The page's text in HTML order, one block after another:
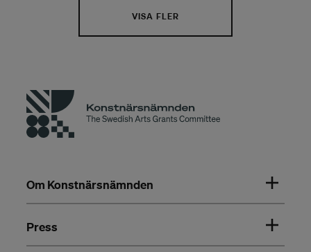
VISA FLER
Om Konstnärsnämnden
Press